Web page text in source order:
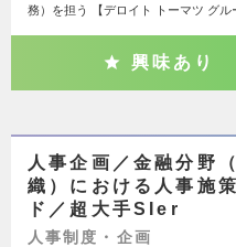
務）を担う 【デロイト トーマツ グ
興味あり
人事企画／金融分野
織）における人事施
ド／超大手SIer
人事制度・企画